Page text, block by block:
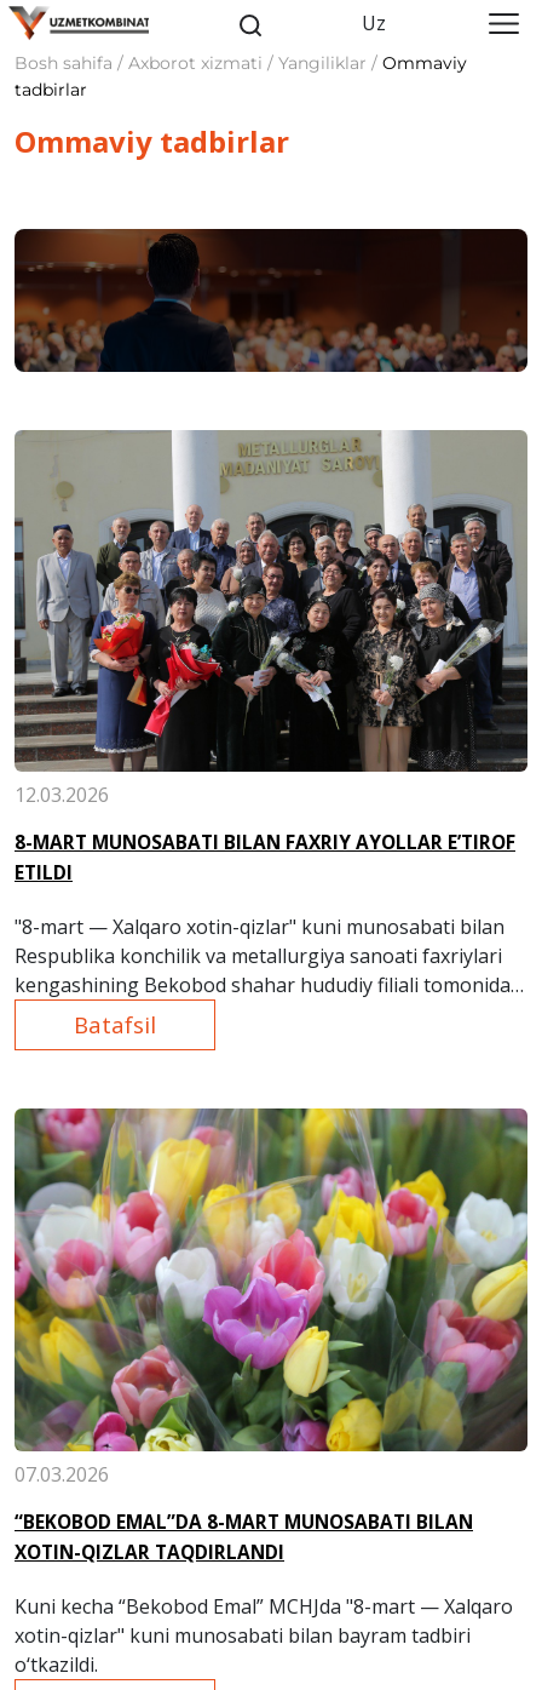
Uz
Bosh sahifa / Axborot xizmati / Yangiliklar / Ommaviy
tadbirlar
Ommaviy tadbirlar
12.03.2026
8-MART MUNOSABATI BILAN FAXRIY AYOLLAR E’TIROF
ETILDI
"8-mart — Xalqaro xotin-qizlar" kuni munosabati bilan
Respublika konchilik va metallurgiya sanoati faxriylari
kengashining Bekobod shahar hududiy filiali tomonidan
bayram tadbiri tashkil etildi.
Batafsil
07.03.2026
“BEKOBOD EMAL”DA 8-MART MUNOSABATI BILAN
XOTIN-QIZLAR TAQDIRLANDI
Kuni kecha “Bekobod Emal” MCHJda "8-mart — Xalqaro
xotin-qizlar" kuni munosabati bilan bayram tadbiri
o‘tkazildi.